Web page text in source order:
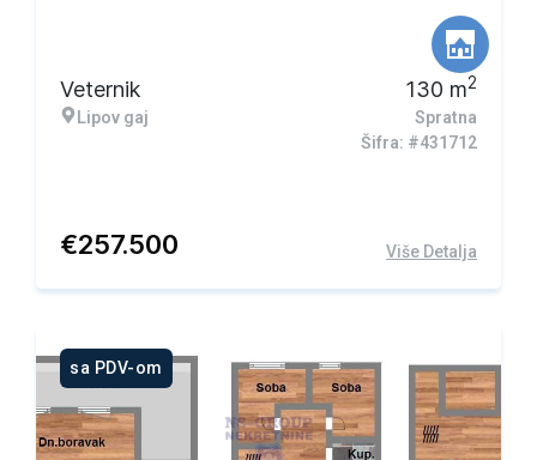
Veternik
Lipov gaj
130 m2
Spratna
Šifra: #431712
€257.500 Više Detalja
sa PDV-om